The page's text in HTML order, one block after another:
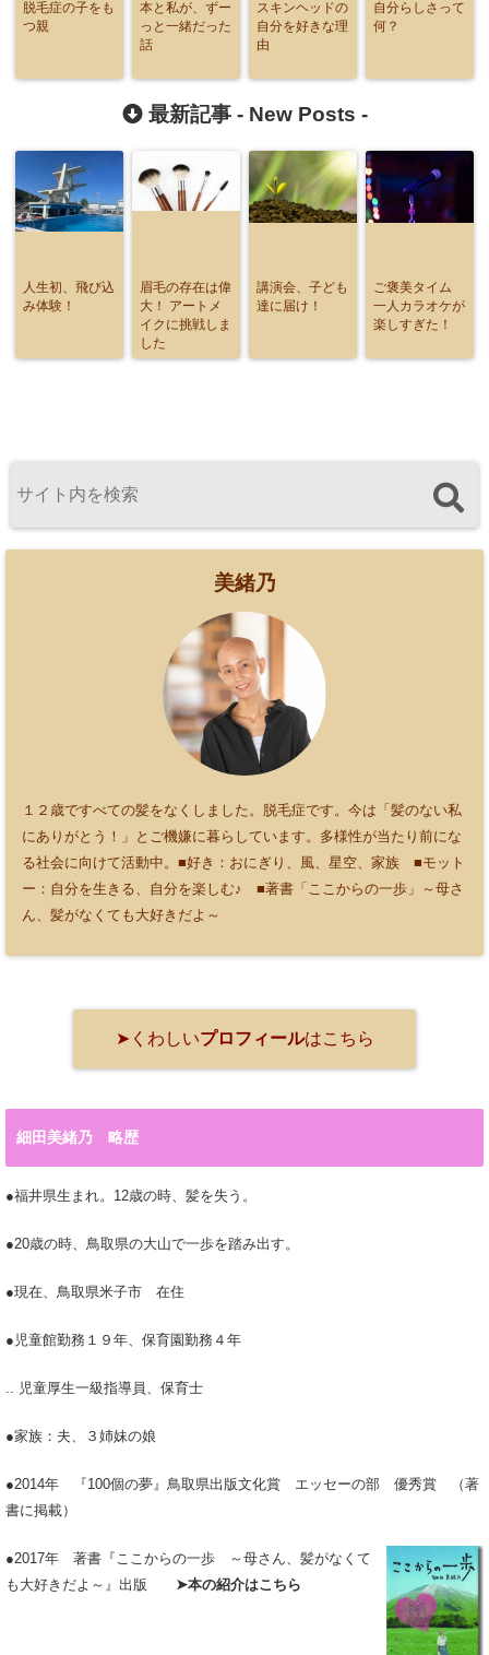
脱毛症の子をも
つ親
本と私が、ずー
っと一緒だった
話
スキンヘッドの
自分を好きな理
由
自分らしさって
何？
最新記事 - New Posts -
人生初、飛び込
み体験！
眉毛の存在は偉
大！ アートメ
イクに挑戦しま
した
講演会、子ども
達に届け！
ご褒美タイム
一人カラオケが
楽しすぎた！
美緒乃
１２歳ですべての髪をなくしました。脱毛症です。今は「髪のない私
にありがとう！」とご機嫌に暮らしています。多様性が当たり前にな
る社会に向けて活動中。■好き：おにぎり、風、星空、家族 ■モット
ー：自分を生きる、自分を楽しむ♪ ■著書「ここからの一歩」～母さ
ん、髪がなくても大好きだよ～
➤くわしいプロフィールはこちら
細田美緒乃 略歴
●福井県生まれ。12歳の時、髪を失う。
●20歳の時、鳥取県の大山で一歩を踏み出す。
●現在、鳥取県米子市 在住
●児童館勤務１９年、保育園勤務４年
.. 児童厚生一級指導員、保育士
●家族：夫、３姉妹の娘
●2014年 『100個の夢』鳥取県出版文化賞 エッセーの部 優秀賞 （著
書に掲載）
●2017年 著書『ここからの一歩 ～母さん、髪がなくて
も大好きだよ～』出版 ➤本の紹介はこちら